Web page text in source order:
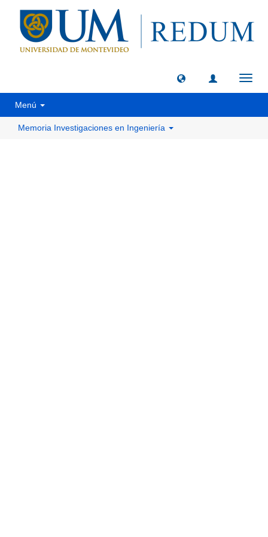
Menú
Memoria Investigaciones en Ingeniería